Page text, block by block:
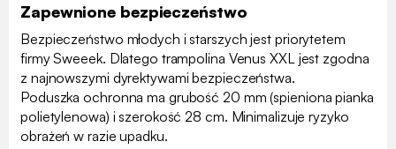
Zapewnione bezpieczeństwo
Bezpieczeństwo młodych i starszych jest priorytetem
firmy Sweeek. Dlatego trampolina Venus XXL jest zgodna
z najnowszymi dyrektywami bezpieczeństwa.
Poduszka ochronna ma grubość 20 mm (spieniona pianka
polietylenowa) i szerokość 28 cm. Minimalizuje ryzyko
obrażeń w razie upadku.